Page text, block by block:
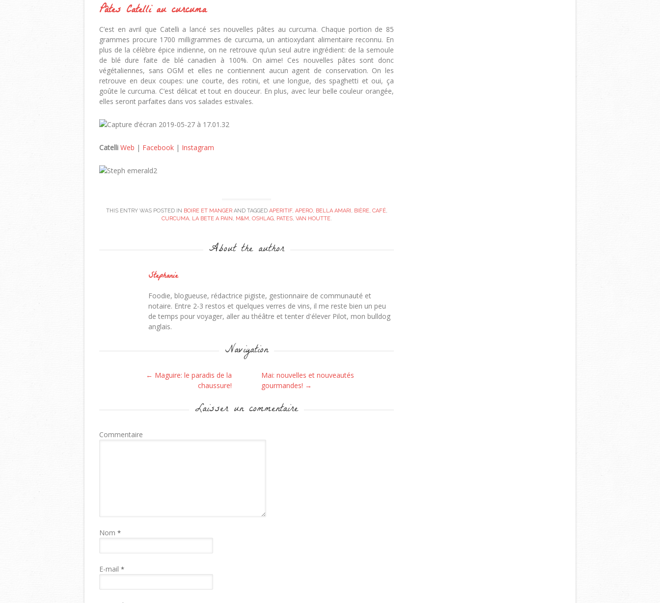
Pâtes Catelli au curcuma
C’est en avril que Catelli a lancé ses nouvelles pâtes au curcuma. Chaque portion de 85
grammes procure 1700 milligrammes de curcuma, un antioxydant alimentaire reconnu. En
plus de la célèbre épice indienne, on ne retrouve qu’un seul autre ingrédient: de la semoule
de blé dure faite de blé canadien à 100%. On aime! Ces nouvelles pâtes sont donc
végétaliennes, sans OGM et elles ne contiennent aucun agent de conservation. On les
retrouve en deux coupes: une courte, des rotini, et une longue, des spaghetti et oui, ça
goûte le curcuma. C’est délicat et tout en douceur. En plus, avec leur belle couleur orangée,
elles seront parfaites dans vos salades estivales.
Catelli Web | Facebook | Instagram
THIS ENTRY WAS POSTED IN BOIRE ET MANGERAND TAGGED APERITIF, APERO, BELLA AMARI, BIÈRE, CAFÉ,
CURCUMA, LA BETE A PAIN, M&M, OSHLAG, PATES, VAN HOUTTE.
About the author
Stephanie
Foodie, blogueuse, rédactrice pigiste, gestionnaire de communauté et
notaire. Entre 2-3 restos et quelques verres de vins, il me reste bien un peu
de temps pour voyager, aller au théâtre et tenter d'élever Pilot, mon bulldog
anglais.
Navigation
← Maguire: le paradis de la
chaussure!
Mai: nouvelles et nouveautés
gourmandes! →
Laisser un commentaire
Commentaire
Nom *
E-mail *